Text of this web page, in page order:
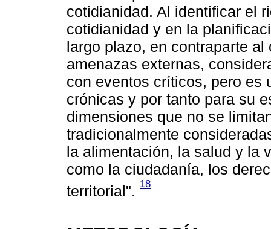
cotidianidad. Al identificar el
cotidianidad y en la
largo plazo, en contraparte
amenazas externas,
con eventos críticos, pero es
crónicas y por tanto para su
dimensiones que no se
tradicionalmente
la alimentación, la salud y la
como la ciudadanía, los
territorial". 18